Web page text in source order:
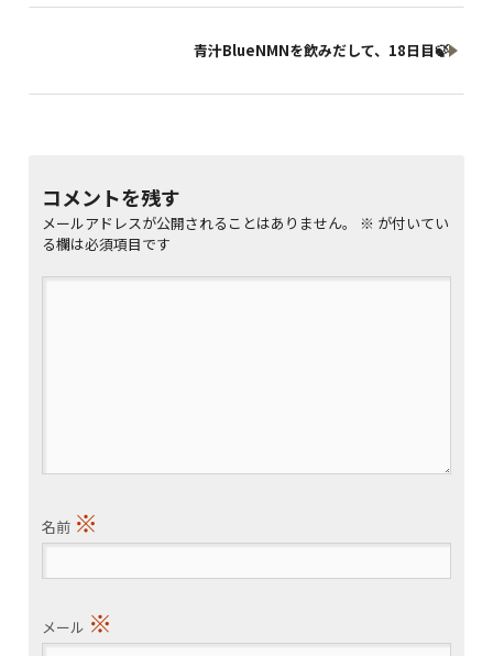
青汁BlueNMNを飲みだして、18日目🍃
コメントを残す
メールアドレスが公開されることはありません。 ※ が付いてい
る欄は必須項目です
名前 ※
メール ※